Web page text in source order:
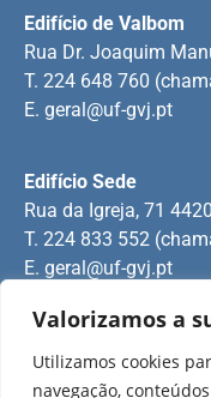
Valorizamos a
Utilizamos cookies
navegação,
Rua Manuel Pinto
Edifício Sede
Rua da Igreja, 71
T. 224 833 552
E. geral@uf-gvj.pt
Edifício de Valbom
Rua Dr. Joaquim
T. 224 648 760
E. geral@uf-gvj.pt